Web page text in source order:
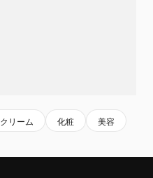
クリーム 化粧 美容